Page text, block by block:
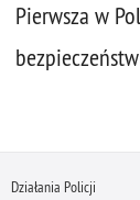
Pierwsza w
Działania Policji